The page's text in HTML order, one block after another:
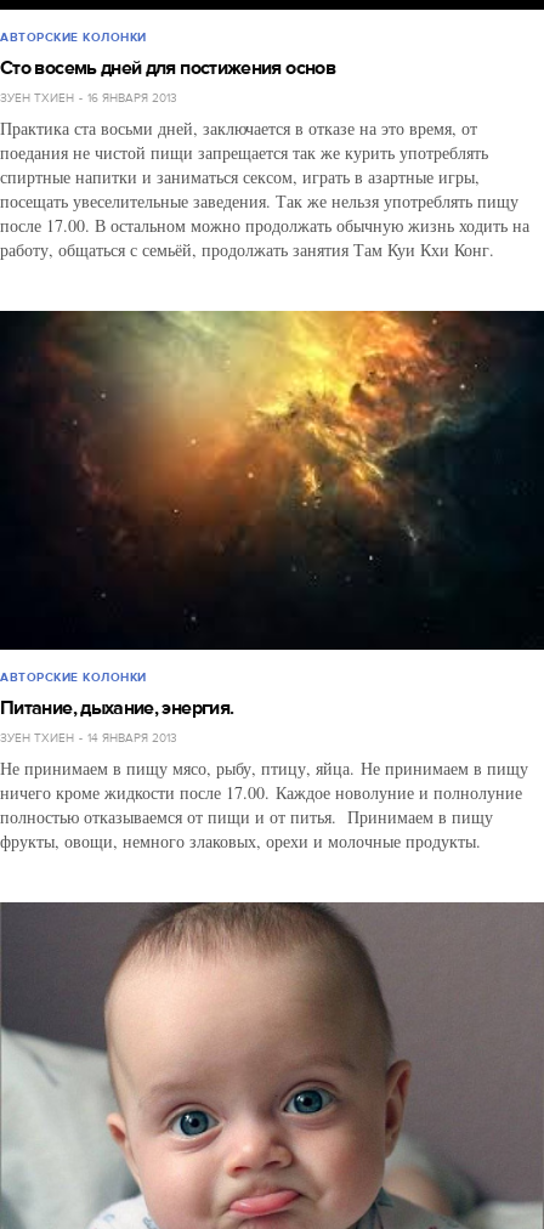
АВТОРСКИЕ КОЛОНКИ
Сто восемь дней для постижения основ
ЗУЕН ТХИЕН 16 ЯНВАРЯ 2013
Практика ста восьми дней, заключается в отказе на это время, от
поедания не чистой пищи запрещается так же курить употреблять
спиртные напитки и заниматься сексом, играть в азартные игры,
посещать увеселительные заведения. Так же нельзя употреблять пищу
после 17.00. В остальном можно продолжать обычную жизнь ходить на
работу, общаться с семьёй, продолжать занятия Там Куи Кхи Конг.
АВТОРСКИЕ КОЛОНКИ
Питание, дыхание, энергия.
ЗУЕН ТХИЕН 14 ЯНВАРЯ 2013
Не принимаем в пищу мясо, рыбу, птицу, яйца. Не принимаем в пищу
ничего кроме жидкости после 17.00. Каждое новолуние и полнолуние
полностью отказываемся от пищи и от питья. Принимаем в пищу
фрукты, овощи, немного злаковых, орехи и молочные продукты.